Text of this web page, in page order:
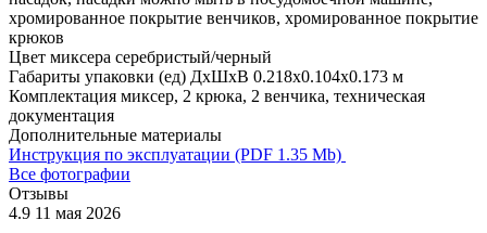
хромированное покрытие венчиков, хромированное покрытие
крюков
Цвет миксера серебристый/черный
Габариты упаковки (ед) ДхШхВ 0.218x0.104x0.173 м
Комплектация миксер, 2 крюка, 2 венчика, техническая
документация
Дополнительные материалы
Инструкция по эксплуатации (PDF 1.35 Mb)
Все фотографии
Отзывы
4.9 11 мая 2026